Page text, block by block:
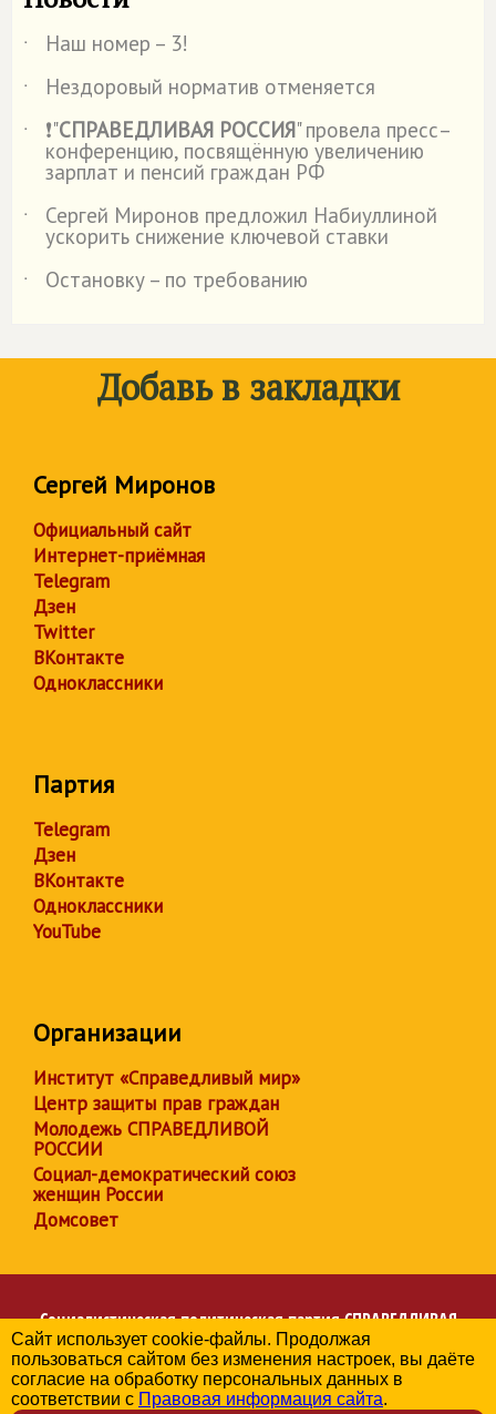
˙
Наш номер – 3!
˙
Нездоровый норматив отменяется
˙
❗"СПРАВЕДЛИВАЯ РОССИЯ" провела пресс–
конференцию, посвящённую увеличению
зарплат и пенсий граждан РФ
˙
Сергей Миронов предложил Набиуллиной
ускорить снижение ключевой ставки
˙
Остановку – по требованию
Добавь в закладки
Сергей Миронов
Официальный сайт
Интернет-приёмная
Telegram
Дзен
Twitter
ВКонтакте
Одноклассники
Партия
Telegram
Дзен
ВКонтакте
Одноклассники
YouTube
Организации
Институт «Справедливый мир»
Центр защиты прав граждан
Молодежь СПРАВЕДЛИВОЙ
РОССИИ
Социал-демократический союз
женщин России
Домсовет
Социалистическая политическая партияСПРАВЕДЛИВАЯ
РОССИЯ
Региональное отделение партии в Амурской области
© 2006-2026
Сайт использует cookie-файлы. Продолжая
пользоваться сайтом без изменения настроек, вы даёте
согласие на обработку персональных данных в
соответствии с Правовая информация сайта.